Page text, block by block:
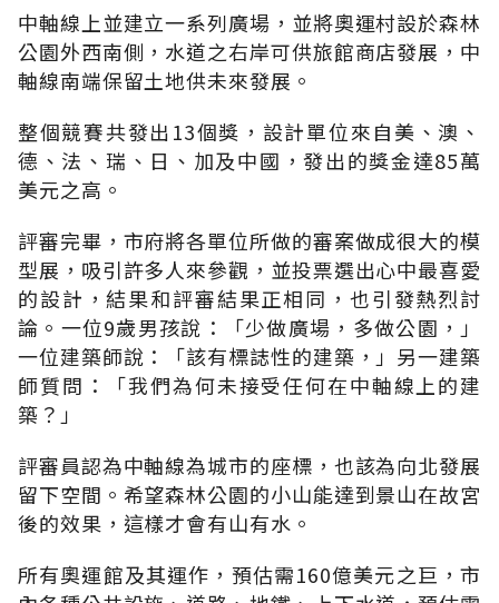
中軸線上並建立一系列廣場，並將奧運村設於森林
公園外西南側，水道之右岸可供旅館商店發展，中
軸線南端保留土地供未來發展。
整個競賽共發出13個獎，設計單位來自美、澳、
德、法、瑞、日、加及中國，發出的獎金達85萬
美元之高。
評審完畢，市府將各單位所做的審案做成很大的模
型展，吸引許多人來參觀，並投票選出心中最喜愛
的設計，結果和評審結果正相同，也引發熱烈討
論。一位9歲男孩說：「少做廣場，多做公園，」
一位建築師說：「該有標誌性的建築，」另一建築
師質問：「我們為何未接受任何在中軸線上的建
築？」
評審員認為中軸線為城市的座標，也該為向北發展
留下空間。希望森林公園的小山能達到景山在故宮
後的效果，這樣才會有山有水。
所有奧運館及其運作，預估需160億美元之巨，市